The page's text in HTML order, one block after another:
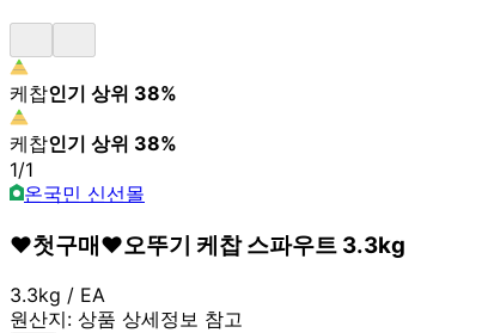
케찹인기 상위 38%
케찹인기 상위 38%
1/1
온국민 신선몰
♥첫구매♥오뚜기 케찹 스파우트 3.3kg
3.3kg / EA
원산지: 상품 상세정보 참고